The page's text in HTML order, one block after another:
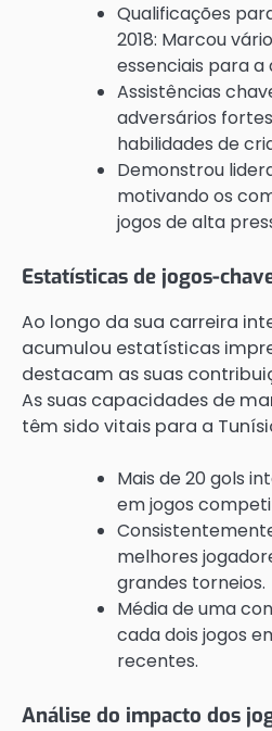
Qualificações
2018: Marcou
essenciais para a
Assistências
adversários
habilidades de
Demonstrou
motivando os
jogos de alta
Estatísticas de jogos-
Ao longo da sua carreira
acumulou estatísticas
destacam as suas
As suas capacidades de
têm sido vitais para a
Mais de 20 gols
em jogos
melhores
grandes torneios.
Média de uma
cada dois jogos
recentes.
Análise do impacto dos